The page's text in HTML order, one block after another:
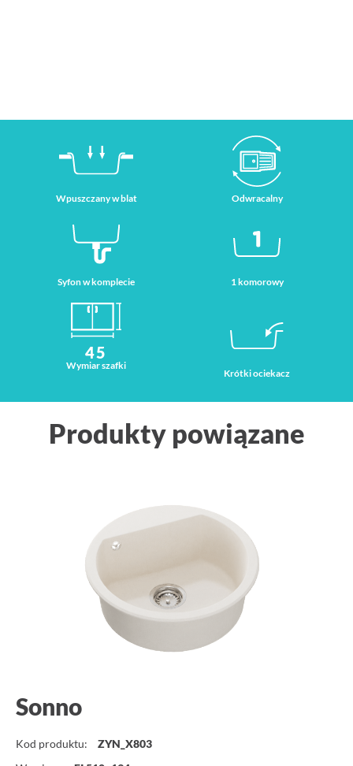
Wpuszczany w blat Odwracalny
Syfon w komplecie 1 komorowy
45
Wymiar szafki
Krótki ociekacz
Produkty powiązane
Sonno
Kod produktu:
ZYN_X803